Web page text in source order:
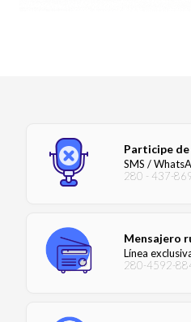
Participe
SMS /
280 - 437-
Mensajero
Línea
280-4592-